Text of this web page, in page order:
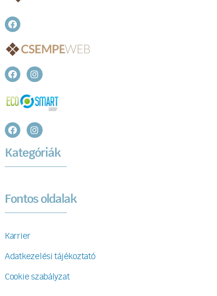
Kategóriák
Fontos oldalak
Karrier
Adatkezelési tájékoztató
Cookie szabályzat